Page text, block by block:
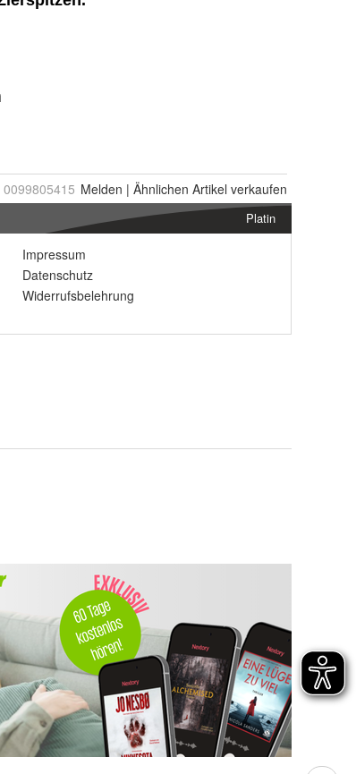
0099805415 Melden | Ähnlichen Artikel verkaufen
Platin
Impressum
Datenschutz
Widerrufsbelehrung